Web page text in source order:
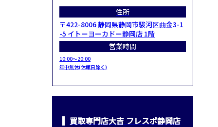
住所
〒422-8006 静岡県静岡市駿河区曲金3-1
-5 イトーヨーカドー静岡店 1階
営業時間
10:00～20:00
年中無休(休館日除く)
買取専門店大吉 フレスポ静岡店